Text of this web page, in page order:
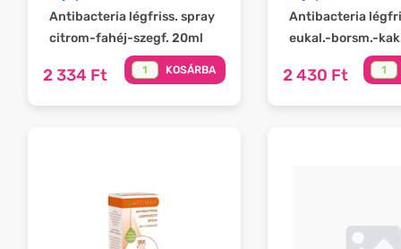
Antibacteria légfriss. spray
citrom-fahéj-szegf. 20ml
2 334 Ft KOSÁRBA
Antibacteria
eukal.-borsm.-
2 430 Ft